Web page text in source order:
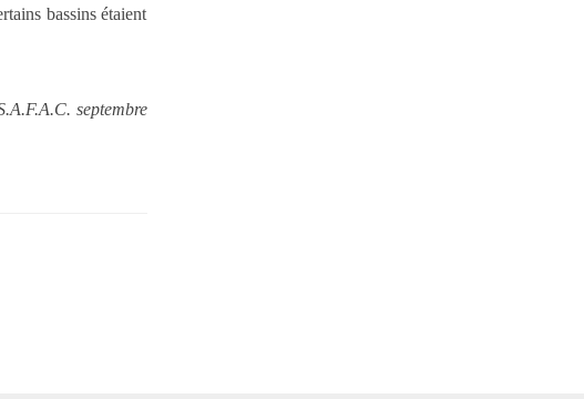
bassins étaient
septembre